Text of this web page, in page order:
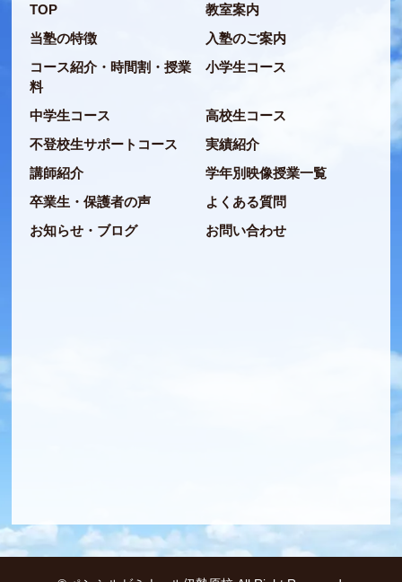
TOP
教室案内
当塾の特徴
入塾のご案内
コース紹介・時間割・授業
料
小学生コース
中学生コース
高校生コース
不登校生サポートコース
実績紹介
講師紹介
学年別映像授業一覧
卒業生・保護者の声
よくある質問
お知らせ・ブログ
お問い合わせ